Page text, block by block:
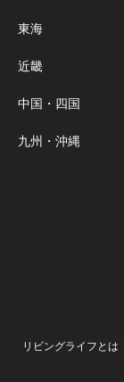
東海
近畿
中国・四国
九州・沖縄
リビングライフとは